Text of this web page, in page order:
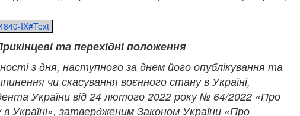
IX#Text
та перехідні положення
з дня, наступного за днем його опублікування та
чи скасування воєнного стану в Україні,
України від 24 лютого 2022 року № 64/2022 «Про
Україні», затвердженим Законом України «Про